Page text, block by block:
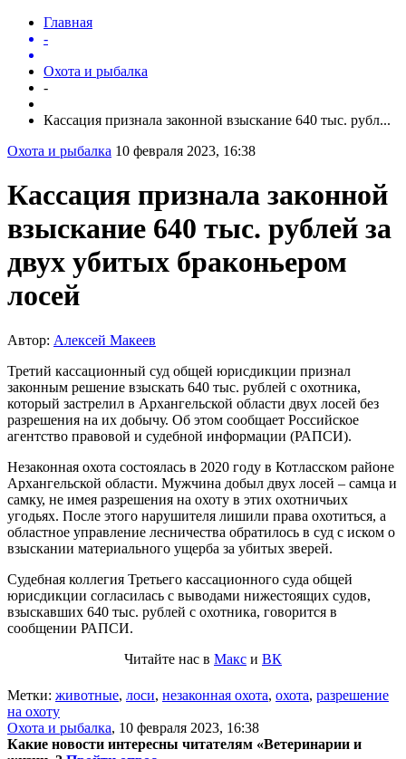
Главная
-
Охота и рыбалка
-
Кассация признала законной взыскание 640 тыс. рубл...
Охота и рыбалка 10 февраля 2023, 16:38
Кассация признала законной
взыскание 640 тыс. рублей за
двух убитых браконьером
лосей
Автор: Алексей Макеев
Третий кассационный суд общей юрисдикции признал
законным решение взыскать 640 тыс. рублей с охотника,
который застрелил в Архангельской области двух лосей без
разрешения на их добычу. Об этом сообщает Российское
агентство правовой и судебной информации (РАПСИ).
Незаконная охота состоялась в 2020 году в Котласском районе
Архангельской области. Мужчина добыл двух лосей – самца и
самку, не имея разрешения на охоту в этих охотничьих
угодьях. После этого нарушителя лишили права охотиться, а
областное управление лесничества обратилось в суд с иском о
взыскании материального ущерба за убитых зверей.
Судебная коллегия Третьего кассационного суда общей
юрисдикции согласилась с выводами нижестоящих судов,
взыскавших 640 тыс. рублей с охотника, говорится в
сообщении РАПСИ.
Читайте нас в Макс и ВК
Метки: животные, лоси, незаконная охота, охота, разрешение
на охоту
Охота и рыбалка, 10 февраля 2023, 16:38
Какие новости интересны читателям «Ветеринарии и